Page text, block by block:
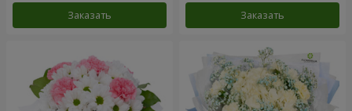
Заказать Заказать